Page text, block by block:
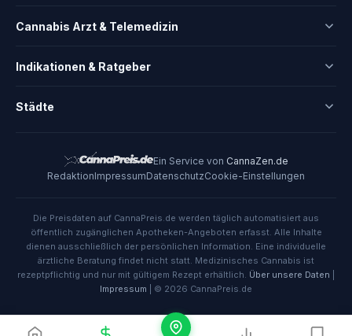
Cannabis Arzt & Telemedizin
Indikationen & Ratgeber
Städte
Ein Service von CannaZen.de
RedaktionImpressumDatenschutzCookie-Einstellungen
Die Preisdaten auf CannaPreis.de werden täglich automatisiert aus
öffentlich zugänglichen Apotheken-Angeboten erfasst. Alle Inhalte
dienen ausschließlich der persönlichen Information. Eine individuelle
ärztliche Beratung findet nicht statt. Medizinisches Cannabis ist
rezeptpflichtig und nur mit gültigem Rezept erhältlich. Über unsere Daten
Impressum | © 2026 CannaPreis.de